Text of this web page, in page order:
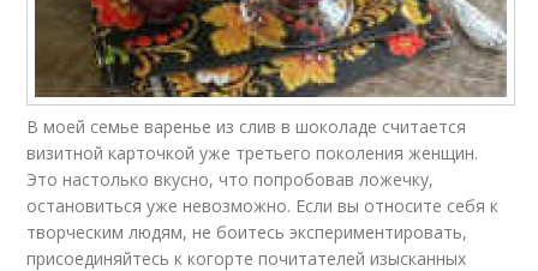
Домашние рецепты Рецепты в шоколаде
Рецепты без варки Рецепт с шоколадом
В моей семье варенье из слив в шоколаде считается
визитной карточкой уже третьего поколения женщин.
Это настолько вкусно, что попробовав ложечку,
остановиться уже невозможно. Если вы относите себя к
творческим людям, не боитесь экспериментировать,
присоединяйтесь к когорте почитателей изысканных